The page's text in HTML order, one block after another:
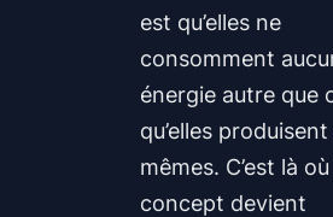
est qu’elles ne
consomment
énergie autre que
qu’elles
mêmes. C’est là
concept devient